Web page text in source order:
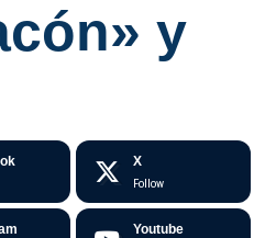
y
X
Follow
Youtube